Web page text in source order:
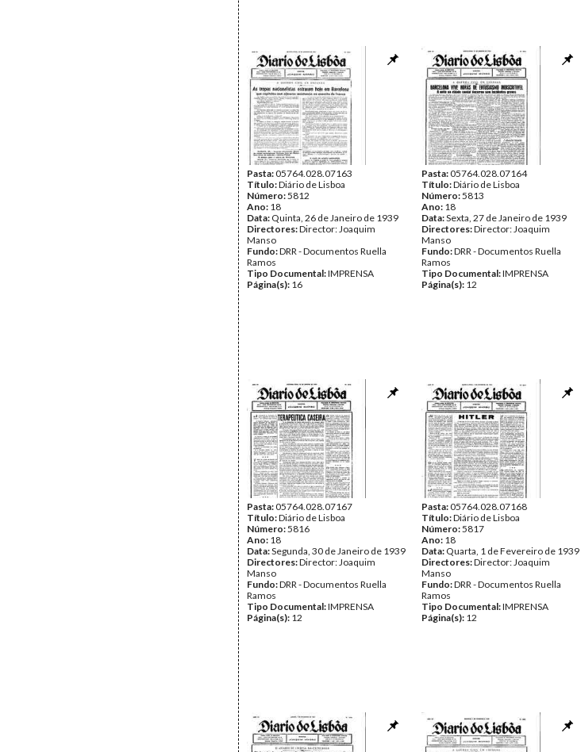
Pasta:05764.028.07163
Título:Diário de Lisboa
Número:5812
Ano: 18
Data: Quinta, 26 de Janeiro de 1939
Directores:Director: Joaquim
Manso
Fundo:DRR - Documentos Ruella
Ramos
Tipo Documental:IMPRENSA
Página(s): 16
Pasta:05764.028.07164
Título:Diário de Lisboa
Número:5813
Ano: 18
Data:Sexta, 27 de Janeiro de 1939
Directores:Director: Joaquim
Manso
Fundo:DRR - Documentos Ruella
Ramos
Tipo Documental:IMPRENSA
Página(s): 12
Pasta:05764.028.07167
Título:Diário de Lisboa
Número:5816
Ano: 18
Data:Segunda, 30 de Janeiro de 1939
Directores:Director: Joaquim
Manso
Fundo:DRR - Documentos Ruella
Ramos
Tipo Documental:IMPRENSA
Página(s): 12
Pasta:05764.028.07168
Título:Diário de Lisboa
Número:5817
Ano: 18
Data: Quarta, 1 de Fevereiro de 1939
Directores:Director: Joaquim
Manso
Fundo:DRR - Documentos Ruella
Ramos
Tipo Documental:IMPRENSA
Página(s): 12